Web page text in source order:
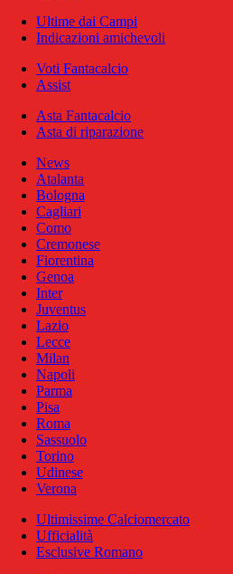
Ultime dai Campi
Indicazioni amichevoli
Voti Fantacalcio
Assist
Asta Fantacalcio
Asta di riparazione
News
Atalanta
Bologna
Cagliari
Como
Cremonese
Fiorentina
Genoa
Inter
Juventus
Lazio
Lecce
Milan
Napoli
Parma
Pisa
Roma
Sassuolo
Torino
Udinese
Verona
Ultimissime Calciomercato
Ufficialità
Esclusive Romano